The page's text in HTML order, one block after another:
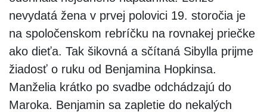
nevydatá žena v prvej polovici 19. storočia je
na spoločenskom rebríčku na rovnakej priečke
ako dieťa. Tak šikovná a sčítaná Sibylla prijme
žiadosť o ruku od Benjamina Hopkinsa.
Manželia krátko po svadbe odchádzajú do
Maroka. Benjamin sa zapletie do nekalých